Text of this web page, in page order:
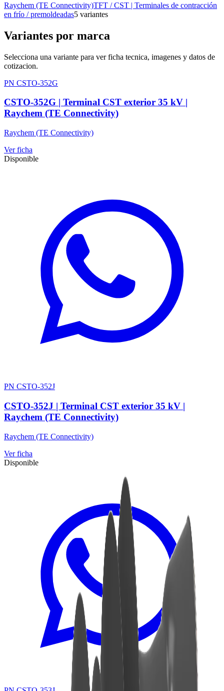
Raychem (TE Connectivity)TFT / CST | Terminales de contracción
en frío / premoldeadas5 variantes
Variantes por marca
Selecciona una variante para ver ficha tecnica, imagenes y datos de
cotizacion.
PN CSTO-352G
CSTO-352G | Terminal CST exterior 35 kV |
Raychem (TE Connectivity)
Raychem (TE Connectivity)
Ver ficha
Disponible
PN CSTO-352J
CSTO-352J | Terminal CST exterior 35 kV |
Raychem (TE Connectivity)
Raychem (TE Connectivity)
Ver ficha
Disponible